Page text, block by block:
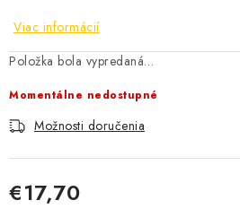
Viac informácií
Položka bola vypredaná…
Momentálne nedostupné
Možnosti doručenia
€17,70